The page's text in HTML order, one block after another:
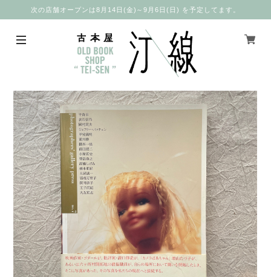
次の店舗オープンは8月14日(金)～9月6日(日) を予定してます。